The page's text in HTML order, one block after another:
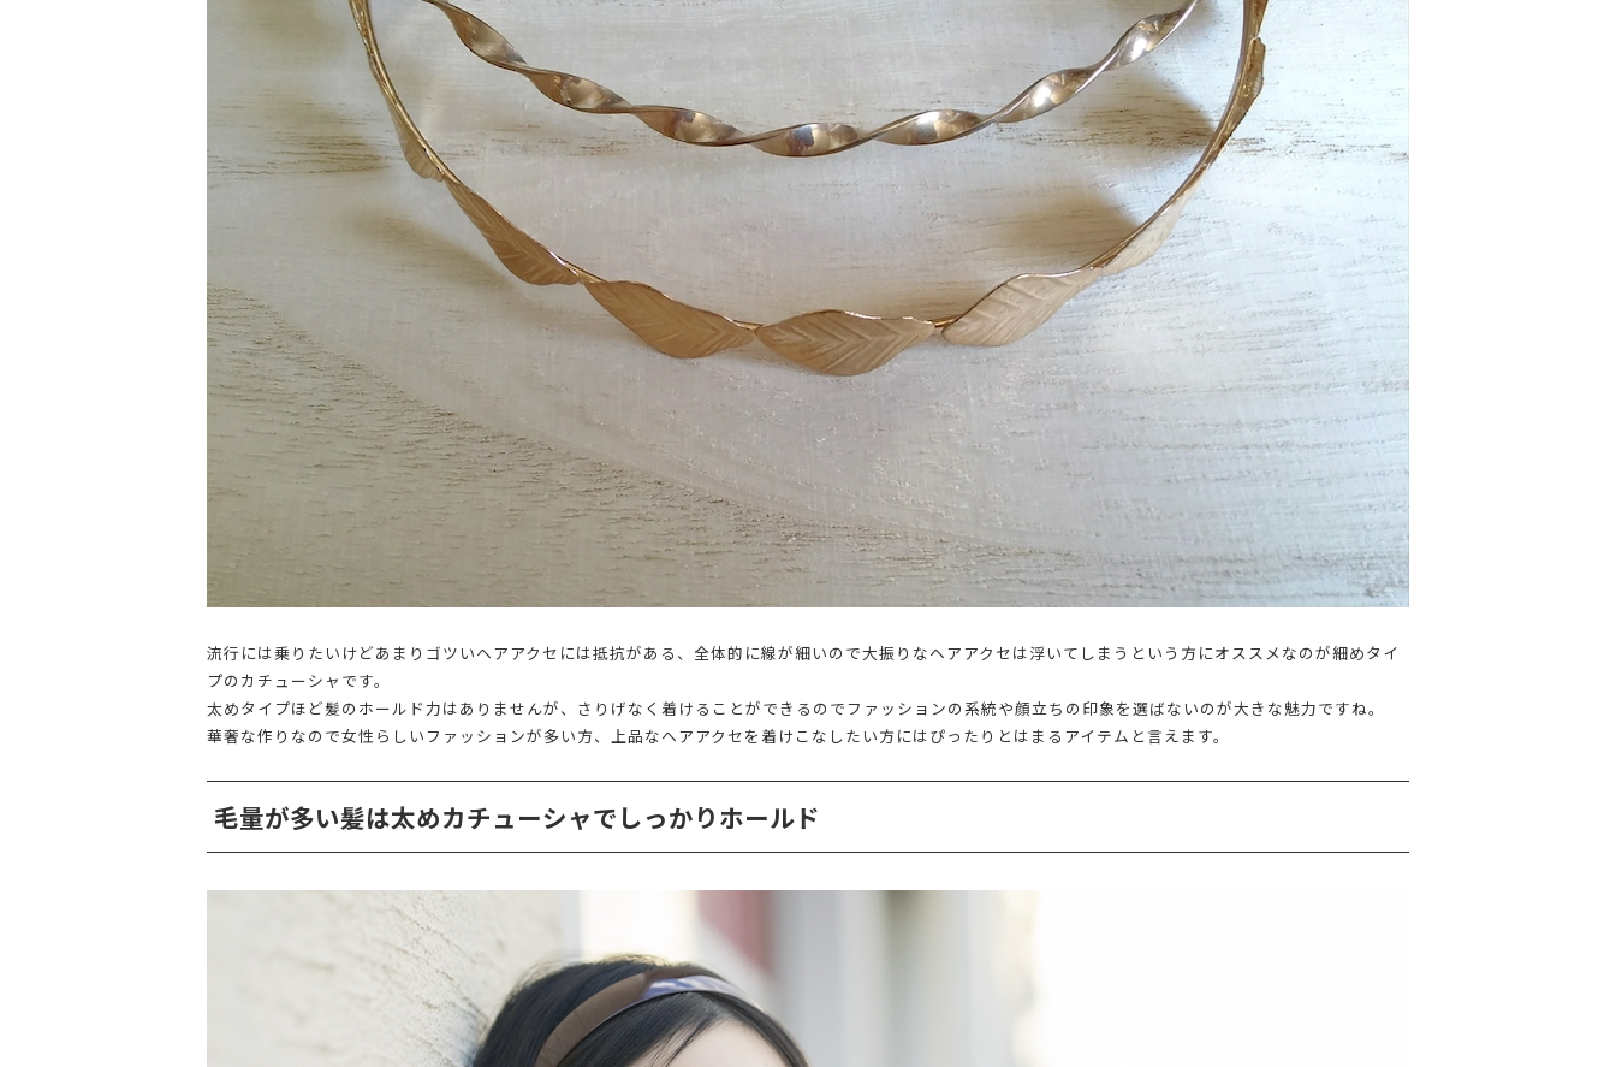
流行には乗りたいけどあまりゴツいヘアアクセには抵抗がある、全体的に線が細いので大振りなヘアアクセは浮いてしまうという方にオススメなのが細めタイ
プのカチューシャです。
太めタイプほど髪のホールド力はありませんが、さりげなく着けることができるのでファッションの系統や顔立ちの印象を選ばないのが大きな魅力ですね。
華奢な作りなので女性らしいファッションが多い方、上品なヘアアクセを着けこなしたい方にはぴったりとはまるアイテムと言えます。
毛量が多い髪は太めカチューシャでしっかりホールド